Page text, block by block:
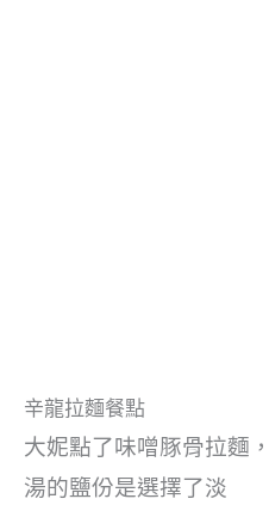
辛龍拉麵餐點
大妮點了味噌豚骨拉麵
湯的鹽份是選擇了淡